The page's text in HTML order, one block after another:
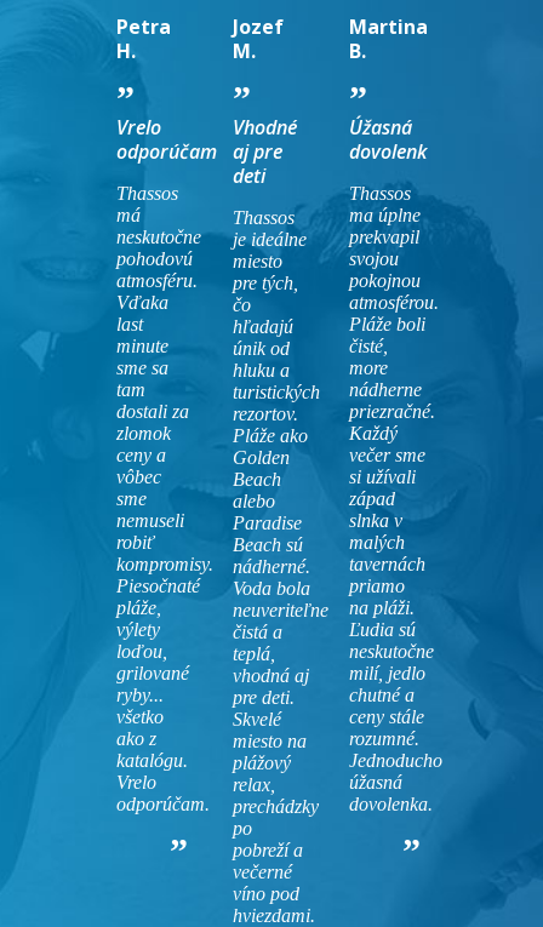
Petra
H.
Vrelo
odporúčam
Thassos
má
neskutočne
pohodovú
atmosféru.
Vďaka
last
minute
sme sa
tam
dostali za
zlomok
ceny a
vôbec
sme
nemuseli
robiť
kompromisy.
Piesočnaté
pláže,
výlety
loďou,
grilované
ryby...
všetko
ako z
katalógu.
Vrelo
odporúčam.
Jozef
M.
Vhodné
aj pre
deti
Thassos
je ideálne
miesto
pre tých,
čo
hľadajú
únik od
hluku a
turistických
rezortov.
Pláže ako
Golden
Beach
alebo
Paradise
Beach sú
nádherné.
Voda bola
neuveriteľne
čistá a
teplá,
vhodná aj
pre deti.
Skvelé
miesto na
plážový
relax,
prechádzky
po
pobreží a
večerné
víno pod
hviezdami.
Martina
B.
Úžasná
dovolenk
Thassos
ma úplne
prekvapil
svojou
pokojnou
atmosférou.
Pláže boli
čisté,
more
nádherne
priezračné.
Každý
večer sme
si užívali
západ
slnka v
malých
tavernách
priamo
na pláži.
Ľudia sú
neskutočne
milí, jedlo
chutné a
ceny stále
rozumné.
Jednoducho
úžasná
dovolenka.